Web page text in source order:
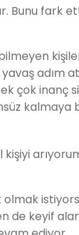
Bunu fark
adım
çok inanç
kalmaya
olmak
de keyif